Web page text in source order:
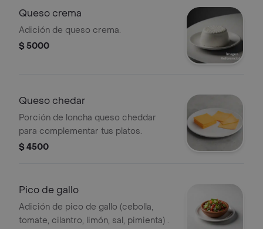
Queso crema
Adición de queso crema.
$ 5000
Queso chedar
Porción de loncha queso cheddar
para complementar tus platos.
$ 4500
Pico de gallo
Adición de pico de gallo (cebolla,
tomate, cilantro, limón, sal, pimienta) .